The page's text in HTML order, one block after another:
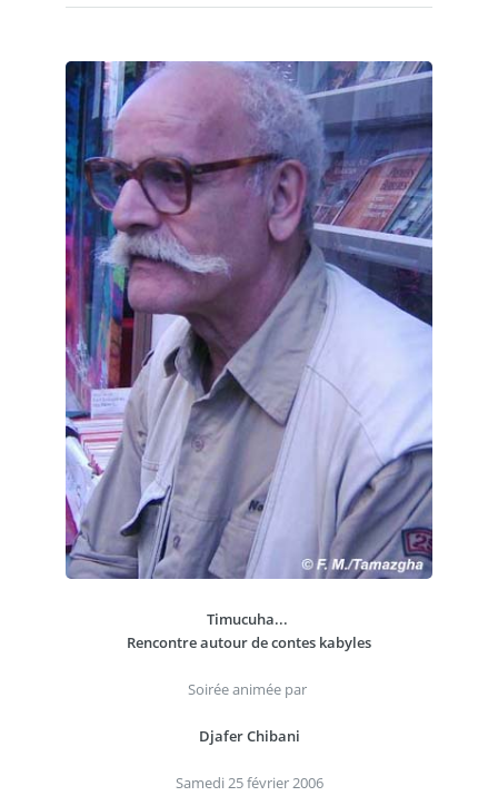
Timucuha...
Rencontre autour de contes kabyles
Soirée animée par
Djafer Chibani
Samedi 25 février 2006